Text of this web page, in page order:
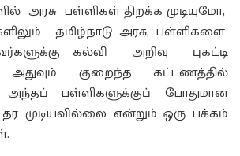
அரசு பள்ளிகள் திறக்க முடியுமோ,
தமிழ்நாடு அரசு, பள்ளிகளை
கல்வி அறிவு புகட்டி
குறைந்த கட்டணத்தில்
அந்தப் பள்ளிகளுக்குப் போதுமான
முடியவில்லை என்றும் ஒரு பக்கம்